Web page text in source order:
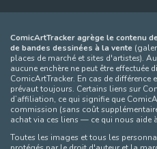
ComicArtTracker agrège le contenu
de bandes dessinées à la vente
places de marché et sites d'artistes).
aucune enchère ne peut être effectuée
ComicArtTracker. En cas de
prévaut toujours. Certains liens sur
d’affiliation, ce qui signifie que
commission (sans coût
achat via ces liens — ce qui nous aide
Toutes les images et tous les